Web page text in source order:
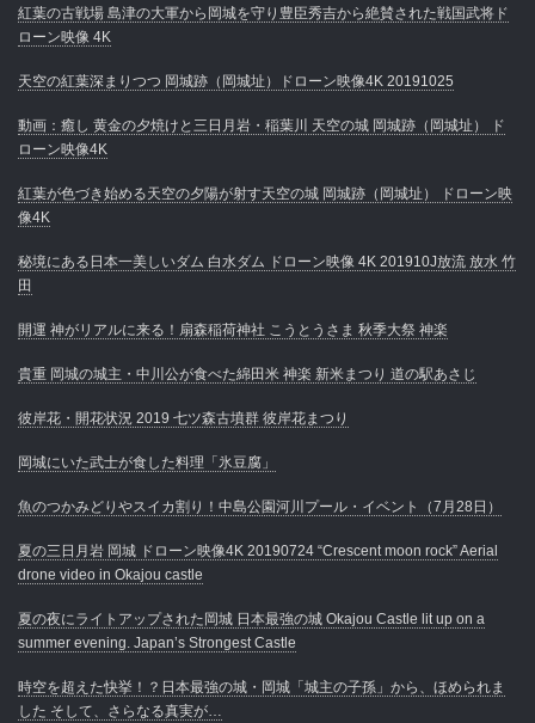
紅葉の古戦場 島津の大軍から岡城を守り豊臣秀吉から絶賛された戦国武将ド
ローン映像 4K
天空の紅葉深まりつつ 岡城跡（岡城址）ドローン映像4K 20191025
動画：癒し 黄金の夕焼けと三日月岩・稲葉川 天空の城 岡城跡（岡城址） ド
ローン映像4K
紅葉が色づき始める天空の夕陽が射す天空の城 岡城跡（岡城址） ドローン映
像4K
秘境にある日本一美しいダム 白水ダム ドローン映像 4K 201910J放流 放水 竹
田
開運 神がリアルに来る！扇森稲荷神社 こうとうさま 秋季大祭 神楽
貴重 岡城の城主・中川公が食べた綿田米 神楽 新米まつり 道の駅あさじ
彼岸花・開花状況 2019 七ツ森古墳群 彼岸花まつり
岡城にいた武士が食した料理「氷豆腐」
魚のつかみどりやスイカ割り！中島公園河川プール・イベント（7月28日）
夏の三日月岩 岡城 ドローン映像4K 20190724 “Crescent moon rock” Aerial
drone video in Okajou castle
夏の夜にライトアップされた岡城 日本最強の城 Okajou Castle lit up on a
summer evening. Japan’s Strongest Castle
時空を超えた快挙！？日本最強の城・岡城「城主の子孫」から、ほめられま
した そして、さらなる真実が…